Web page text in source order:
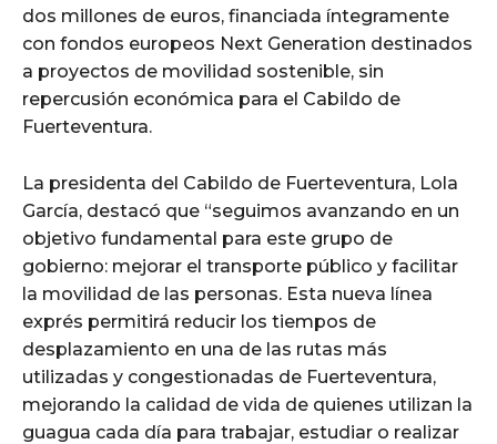
dos millones de euros, financiada íntegramente
con fondos europeos Next Generation destinados
a proyectos de movilidad sostenible, sin
repercusión económica para el Cabildo de
Fuerteventura.
La presidenta del Cabildo de Fuerteventura, Lola
García, destacó que “seguimos avanzando en un
objetivo fundamental para este grupo de
gobierno: mejorar el transporte público y facilitar
la movilidad de las personas. Esta nueva línea
exprés permitirá reducir los tiempos de
desplazamiento en una de las rutas más
utilizadas y congestionadas de Fuerteventura,
mejorando la calidad de vida de quienes utilizan la
guagua cada día para trabajar, estudiar o realizar